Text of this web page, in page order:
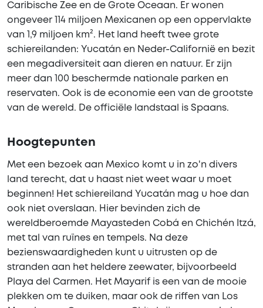
Caribische Zee en de Grote Oceaan. Er wonen
ongeveer 114 miljoen Mexicanen op een oppervlakte
van 1,9 miljoen km². Het land heeft twee grote
schiereilanden: Yucatán en Neder-Californië en bezit
een megadiversiteit aan dieren en natuur. Er zijn
meer dan 100 beschermde nationale parken en
reservaten. Ook is de economie een van de grootste
van de wereld. De officiële landstaal is Spaans.
Hoogtepunten
Met een bezoek aan Mexico komt u in zo'n divers
land terecht, dat u haast niet weet waar u moet
beginnen! Het schiereiland Yucatán mag u hoe dan
ook niet overslaan. Hier bevinden zich de
wereldberoemde Mayasteden Cobá en Chichén Itzá,
met tal van ruïnes en tempels. Na deze
bezienswaardigheden kunt u uitrusten op de
stranden aan het heldere zeewater, bijvoorbeeld
Playa del Carmen. Het Mayarif is een van de mooie
plekken om te duiken, maar ook de riffen van Los